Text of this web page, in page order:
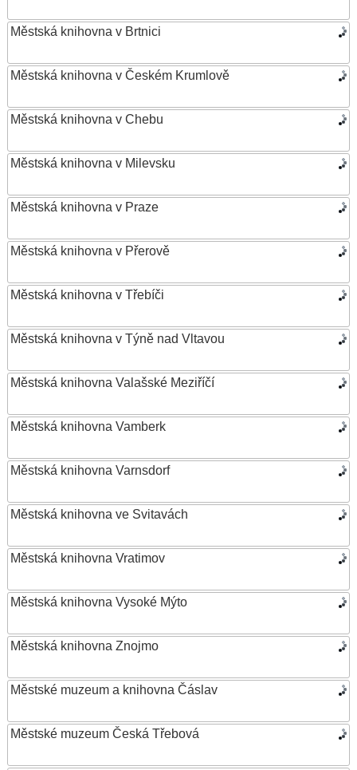
Městská knihovna v Brtnici
Městská knihovna v Českém Krumlově
Městská knihovna v Chebu
Městská knihovna v Milevsku
Městská knihovna v Praze
Městská knihovna v Přerově
Městská knihovna v Třebíči
Městská knihovna v Týně nad Vltavou
Městská knihovna Valašské Meziříčí
Městská knihovna Vamberk
Městská knihovna Varnsdorf
Městská knihovna ve Svitavách
Městská knihovna Vratimov
Městská knihovna Vysoké Mýto
Městská knihovna Znojmo
Městské muzeum a knihovna Čáslav
Městské muzeum Česká Třebová